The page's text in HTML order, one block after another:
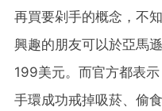
再買要剁手的概念，不
興趣的朋友可以於亞馬
199美元。而官方都表
手環成功戒掉吸菸、偷